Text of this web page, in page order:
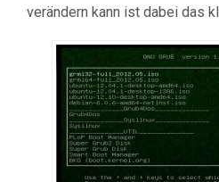
verändern kann ist dabei das